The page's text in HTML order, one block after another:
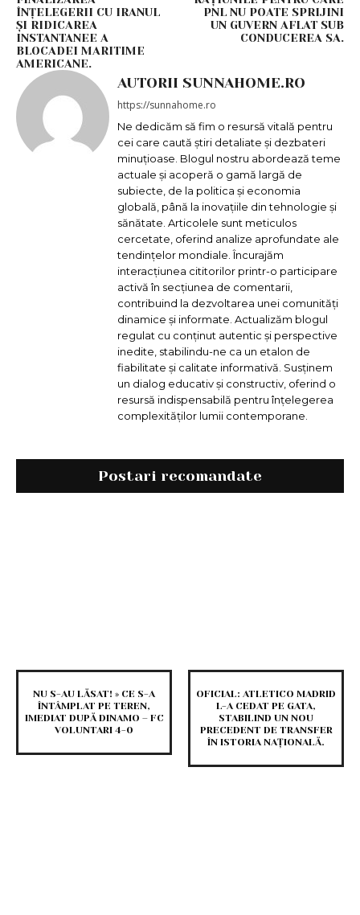
ÎNȚELEGERII CU IRANUL
ȘI RIDICAREA
INSTANTANEE A
BLOCADEI MARITIME
AMERICANE.
PNL NU POATE SPRIJINI
UN GUVERN AFLAT SUB
CONDUCEREA SA.
AUTORII SUNNAHOME.RO
https://sunnahome.ro
Ne dedicăm să fim o resursă vitală pentru
cei care caută știri detaliate și dezbateri
minuțioase. Blogul nostru abordează teme
actuale și acoperă o gamă largă de
subiecte, de la politica și economia
globală, până la inovațiile din tehnologie și
sănătate. Articolele sunt meticulos
cercetate, oferind analize aprofundate ale
tendințelor mondiale. Încurajăm
interacțiunea cititorilor printr-o participare
activă în secțiunea de comentarii,
contribuind la dezvoltarea unei comunități
dinamice și informate. Actualizăm blogul
regulat cu conținut autentic și perspective
inedite, stabilindu-ne ca un etalon de
fiabilitate și calitate informativă. Susținem
un dialog educativ și constructiv, oferind o
resursă indispensabilă pentru înțelegerea
complexităților lumii contemporane.
Postari recomandate
NU S-AU LĂSAT! » CE S-A
ÎNTÂMPLAT PE TEREN,
IMEDIAT DUPĂ DINAMO – FC
VOLUNTARI 4-0
OFICIAL: ATLETICO MADRID
L-A CEDAT PE GATA,
STABILIND UN NOU
PRECEDENT DE TRANSFER
ÎN ISTORIA NAȚIONALĂ.